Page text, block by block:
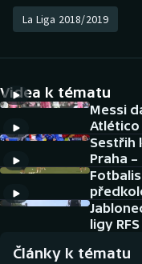
Atletika
DALŠÍ SPORTY
Americký fotbal
Baseball a softbal
NEPŘEHLÉDNĚTE
Historické návraty
La Liga 2018/2019
Videa k tématu
Messi
Atlético
Sestřih
Praha –
ligy
Články k tématu